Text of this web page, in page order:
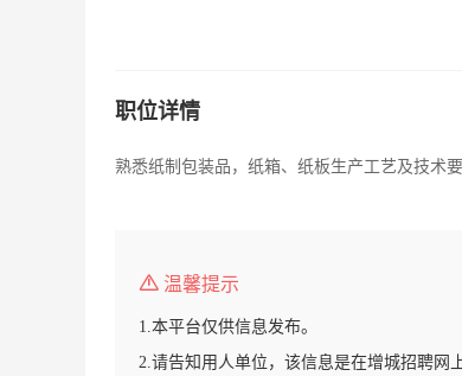
职位详情
熟悉纸制包装品，纸箱、纸板生产工艺及技术
温馨提示
1.本平台仅供信息发布。
2.请告知用人单位，该信息是在增城招聘网